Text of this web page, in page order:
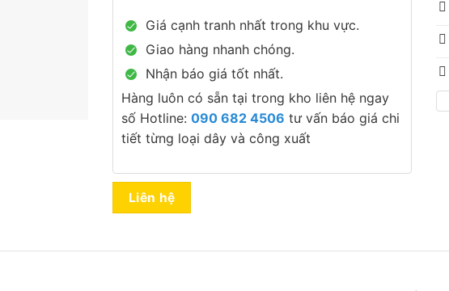
Giá cạnh tranh nhất trong khu vực.
Giao hàng nhanh chóng.
Nhận báo giá tốt nhất.
Hàng luôn có sẵn tại trong kho liên hệ ngay
số Hotline: 090 682 4506 tư vấn báo giá chi
tiết từng loại dây và công xuất
Liên hệ